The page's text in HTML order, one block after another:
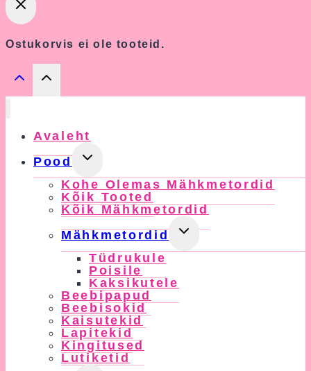
Ostukorvis ei ole tooteid.
Avaleht
Pood
Toggle
Child
Menu
Kohe Olemas Mähkmetordid
Kõik Tooted
Kõik Mähkmetordid
Mähkmetordid
Toggle
Child
Tüdrukule
Poisile
Kaksikutele
Beebipapud
Beebisokid
Kaisutekid
Lapitekid
Kingitused
Lutiketid